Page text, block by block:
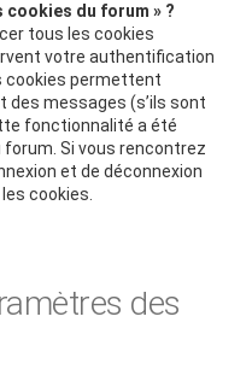
cookies du forum » ?
tous les cookies
votre authentification
cookies permettent
des messages (s’ils sont
fonctionnalité a été
Si vous rencontrez
et de déconnexion
cookies.
des